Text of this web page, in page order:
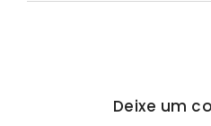
Deixe um